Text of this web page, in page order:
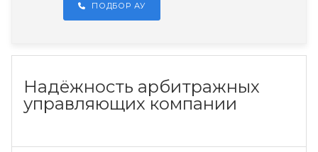
ПОДБОР АУ
Надёжность арбитражных
управляющих компании